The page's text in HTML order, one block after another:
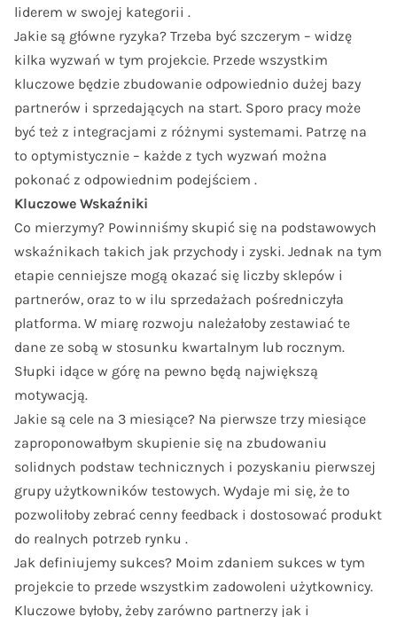
liderem w swojej kategorii .
Jakie są główne ryzyka? Trzeba być szczerym – widzę
kilka wyzwań w tym projekcie. Przede wszystkim
kluczowe będzie zbudowanie odpowiednio dużej bazy
partnerów i sprzedających na start. Sporo pracy może
być też z integracjami z różnymi systemami. Patrzę na
to optymistycznie – każde z tych wyzwań można
pokonać z odpowiednim podejściem .
Kluczowe Wskaźniki
Co mierzymy? Powinniśmy skupić się na podstawowych
wskaźnikach takich jak przychody i zyski. Jednak na tym
etapie cenniejsze mogą okazać się liczby sklepów i
partnerów, oraz to w ilu sprzedażach pośredniczyła
platforma. W miarę rozwoju należałoby zestawiać te
dane ze sobą w stosunku kwartalnym lub rocznym.
Słupki idące w górę na pewno będą największą
motywacją.
Jakie są cele na 3 miesiące? Na pierwsze trzy miesiące
zaproponowałbym skupienie się na zbudowaniu
solidnych podstaw technicznych i pozyskaniu pierwszej
grupy użytkowników testowych. Wydaje mi się, że to
pozwoliłoby zebrać cenny feedback i dostosować produkt
do realnych potrzeb rynku .
Jak definiujemy sukces? Moim zdaniem sukces w tym
projekcie to przede wszystkim zadowoleni użytkownicy.
Kluczowe byłoby, żeby zarówno partnerzy jak i